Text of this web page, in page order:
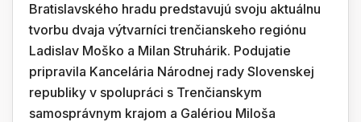
Bratislavského hradu predstavujú svoju aktuálnu
tvorbu dvaja výtvarníci trenčianskeho regiónu
Ladislav Moško a Milan Struhárik. Podujatie
pripravila Kancelária Národnej rady Slovenskej
republiky v spolupráci s Trenčianskym
samosprávnym krajom a Galériou Miloša